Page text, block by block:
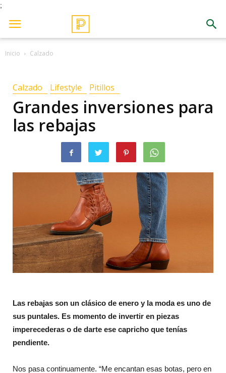
;
Inicio Calzado
Calzado Lifestyle Pitillos
Grandes inversiones para
las rebajas
Las rebajas son un clásico de enero y la moda es uno de
sus puntales. Es momento de invertir en piezas
imperecederas o de darte ese capricho que tenías
pendiente.
Nos pasa continuamente. “Me encantan esas botas, pero en